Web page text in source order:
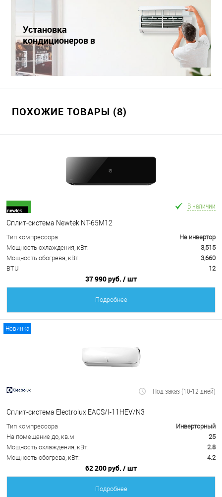
Установка
кондиционеров в
Краснодаре
ПОХОЖИЕ ТОВАРЫ (8)
В наличии
Сплит-система Newtek NT-65M12
Тип компрессора
Не инвертор
Мощность охлаждения, кВт:
3,515
Мощность обогрева, кВт:
3,660
BTU
12
37 990 руб. / шт
Подробнее
Новинка
Под заказ (10-12 дней)
Сплит-система Electrolux EACS/I-11HEV/N3
Тип компрессора
Инверторный
На помещение до, кв.м
25
Мощность охлаждения, кВт:
2.8
Мощность обогрева, кВт:
4.2
62 200 руб. / шт
Подробнее